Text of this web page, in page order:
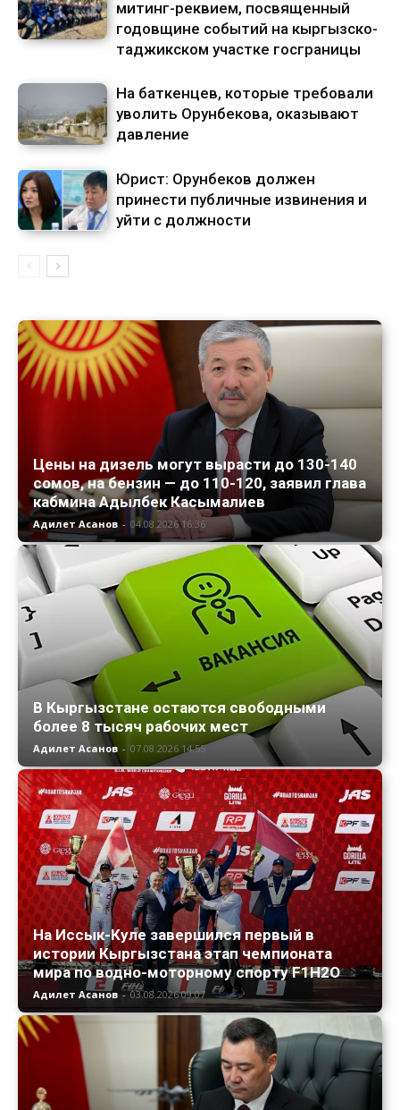
митинг-реквием, посвященный
годовщине событий на кыргызско-
таджикском участке госграницы
На баткенцев, которые требовали
уволить Орунбекова, оказывают
давление
Юрист: Орунбеков должен
принести публичные извинения и
уйти с должности
Цены на дизель могут вырасти до 130-140
сомов, на бензин — до 110-120, заявил глава
кабмина Адылбек Касымалиев
Адилет Асанов - 04.08.2026 16:36
В Кыргызстане остаются свободными
более 8 тысяч рабочих мест
Адилет Асанов - 07.08.2026 14:55
На Иссык-Куле завершился первый в
истории Кыргызстана этап чемпионата
мира по водно-моторному спорту F1H2O
Адилет Асанов - 03.08.2026 09:07